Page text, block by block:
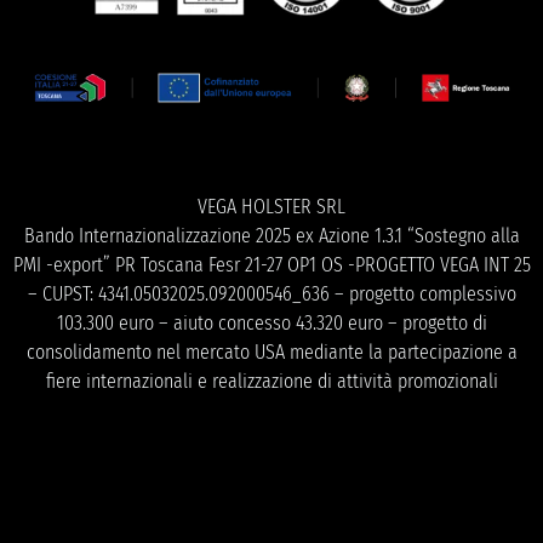
VEGA HOLSTER SRL
Bando Internazionalizzazione 2025 ex Azione 1.3.1 “Sostegno alla
PMI -export” PR Toscana Fesr 21-27 OP1 OS -PROGETTO VEGA INT 25
– CUPST: 4341.05032025.092000546_636 – progetto complessivo
103.300 euro – aiuto concesso 43.320 euro – progetto di
consolidamento nel mercato USA mediante la partecipazione a
fiere internazionali e realizzazione di attività promozionali